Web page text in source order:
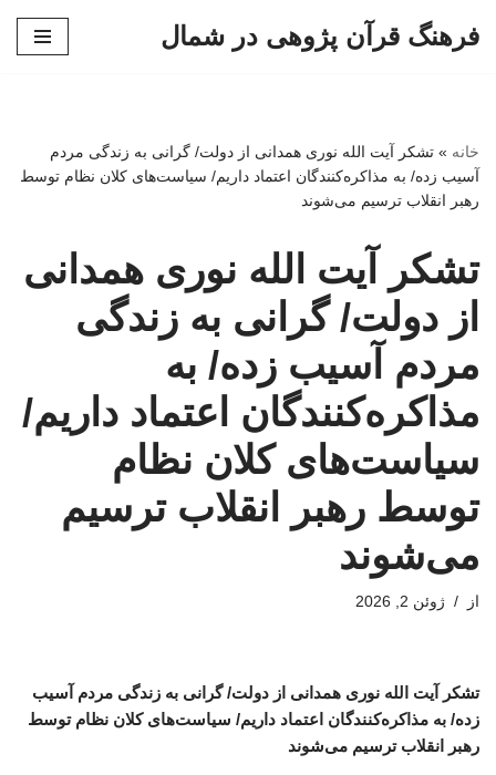
فرهنگ قرآن پژوهی در شمال
خانه » تشکر آیت الله نوری همدانی از دولت/ گرانی به زندگی مردم
آسیب زده/ به مذاکره‌کنندگان اعتماد داریم/ سیاست‌های کلان نظام توسط
رهبر انقلاب ترسیم می‌شوند
تشکر آیت الله نوری همدانی
از دولت/ گرانی به زندگی
مردم آسیب زده/ به
مذاکره‌کنندگان اعتماد داریم/
سیاست‌های کلان نظام
توسط رهبر انقلاب ترسیم
می‌شوند
از ژوئن 2, 2026
تشکر آیت الله نوری همدانی از دولت/ گرانی به زندگی مردم آسیب
زده/ به مذاکره‌کنندگان اعتماد داریم/ سیاست‌های کلان نظام توسط
رهبر انقلاب ترسیم می‌شوند